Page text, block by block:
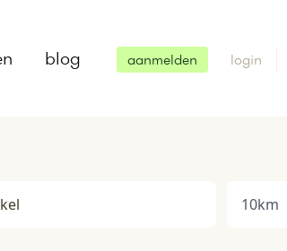
blog aanmelden login